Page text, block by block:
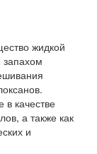
жидкой
качестве
а также как
и